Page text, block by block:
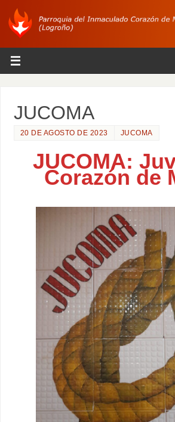
JUCOMA
20 DE AGOSTO DE 2023 JUCOMA
JUCOMA:
Corazón de